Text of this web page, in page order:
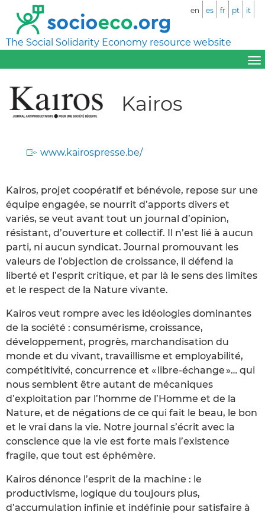
The Social Solidarity Economy resource website
en es fr pt it
Kairos
www.kairospresse.be/
Kairos, projet coopératif et bénévole, repose sur une
équipe engagée, se nourrit d’apports divers et
variés, se veut avant tout un journal d’opinion,
résistant, d’ouverture et collectif. Il n’est lié à aucun
parti, ni aucun syndicat. Journal promouvant les
valeurs de l’objection de croissance, il défend la
liberté et l’esprit critique, et par là le sens des limites
et le respect de la Nature vivante.
Kairos veut rompre avec les idéologies dominantes
de la société : consumérisme, croissance,
développement, progrès, marchandisation du
monde et du vivant, travaillisme et employabilité,
compétitivité, concurrence et « libre-échange »… qui
nous semblent être autant de mécaniques
d’exploitation par l’homme de l’Homme et de la
Nature, et de négations de ce qui fait le beau, le bon
et le vrai dans la vie. Notre journal s’écrit avec la
conscience que la vie est forte mais l’existence
fragile, que tout est éphémère.
Kairos dénonce l’esprit de la machine : le
productivisme, logique du toujours plus,
d’accumulation infinie et indéfinie pour satisfaire à